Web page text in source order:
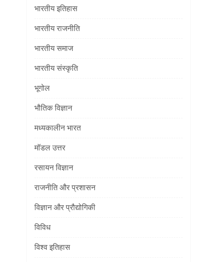
भारतीय इतिहास
भारतीय राजनीति
भारतीय समाज
भारतीय संस्कृति
भूगोल
भौतिक विज्ञान
मध्यकालीन भारत
मॉडल उत्तर
रसायन विज्ञान
राजनीति और प्रशासन
विज्ञान और प्रौद्योगिकी
विविध
विश्व इतिहास